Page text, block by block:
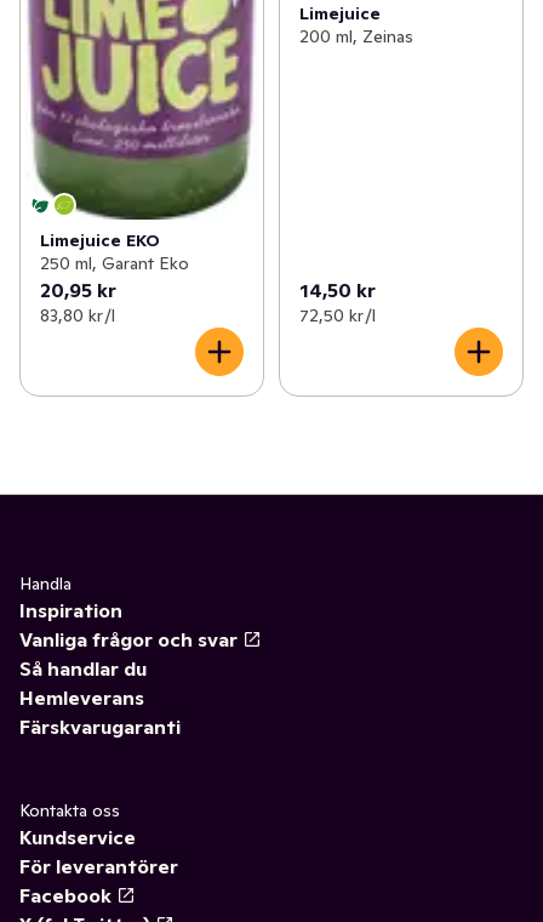
Limejuice EKO
250 ml, Garant Eko
20,95 kr
83,80 kr /l
Limejuice
200 ml, Zeinas
14,50 kr
72,50 kr /l
Handla
Inspiration
Vanliga frågor och svar
Så handlar du
Hemleverans
Färskvarugaranti
Kontakta oss
Kundservice
För leverantörer
Facebook